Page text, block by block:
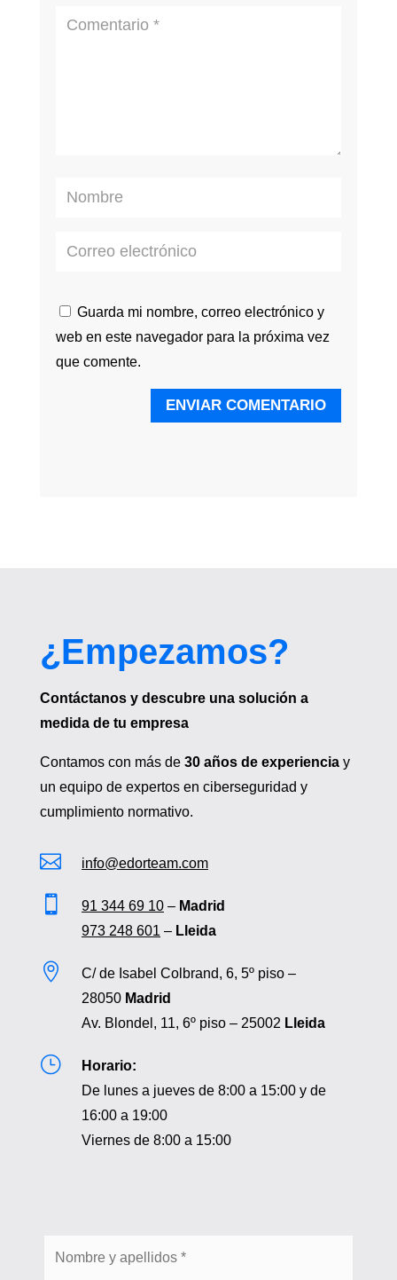
Guarda mi nombre, correo electrónico y
web en este navegador para la próxima vez
que comente.
ENVIAR COMENTARIO
¿Empezamos?
Contáctanos y descubre una solución a
medida de tu empresa
Contamos con más de 30 años de experienciay
un equipo de expertos en ciberseguridad y
cumplimiento normativo.
 info@edorteam.com
 91 344 69 10– Madrid
973 248 601 – Lleida

C/ de Isabel Colbrand, 6, 5º piso –
28050 Madrid
Av. Blondel, 11, 6º piso – 25002 Lleida
}
Horario:
De lunes a jueves de 8:00 a 15:00 y de
16:00 a 19:00
Viernes de 8:00 a 15:00